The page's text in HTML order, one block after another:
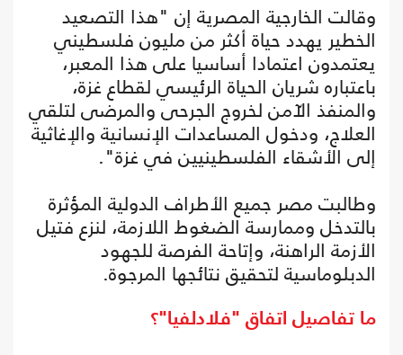
وقالت الخارجية المصرية إن "هذا التصعيد
الخطير يهدد حياة أكثر من مليون فلسطيني
يعتمدون اعتمادا أساسيا على هذا المعبر،
باعتباره شريان الحياة الرئيسي لقطاع غزة،
والمنفذ الآمن لخروج الجرحى والمرضى لتلقي
العلاج، ودخول المساعدات الإنسانية والإغاثية
إلى الأشقاء الفلسطينيين في غزة".
وطالبت مصر جميع الأطراف الدولية المؤثرة
بالتدخل وممارسة الضغوط اللازمة، لنزع فتيل
الأزمة الراهنة، وإتاحة الفرصة للجهود
الدبلوماسية لتحقيق نتائجها المرجوة.
ما تفاصيل اتفاق "فلادلفيا"؟